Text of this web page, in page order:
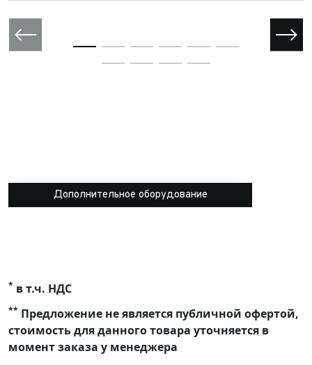
Дополнительное оборудование
* в т.ч. НДС
** Предложение не является публичной офертой,
стоимость для данного товара уточняется в
момент заказа у менеджера